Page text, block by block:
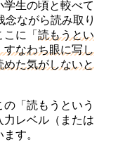
学生の頃と較べて
ながら読み取り
こに「読もうとい
すなわち眼に写し
めた気がしないと
「読もうという
レベル（または
す。